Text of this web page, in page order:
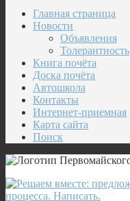
Главная страница
Новости
Объявления
Толерантность
Книга почёта
Доска почёта
Автошкола
Контакты
Интернет-приемная
Карта сайта
Поиск